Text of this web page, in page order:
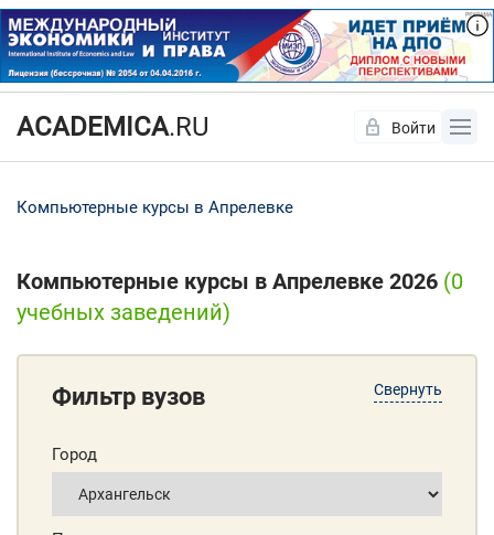
ACADEMICA.RU Войти
Компьютерные курсы в Апрелевке
Компьютерные курсы в Апрелевке 2026 (0
учебных заведений)
Свернуть
Фильтр вузов
Город
Да Нет